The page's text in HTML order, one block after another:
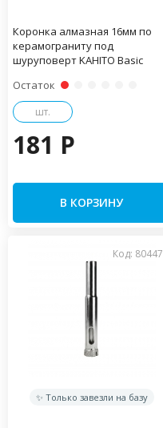
Коронка алмазная 16мм по
керамограниту под
шуруповерт KAHITO Basic
Остаток
шт.
181 P
В КОРЗИНУ
Код: 80447
✨ Только завезли на базу